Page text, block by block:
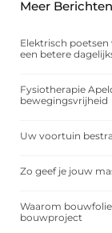
Meer Berichten
Elektrisch
een betere
Fysiotherapie
bewegingsvrijheid
Uw voortuin
Zo geef je jouw
Waarom
bouwproject